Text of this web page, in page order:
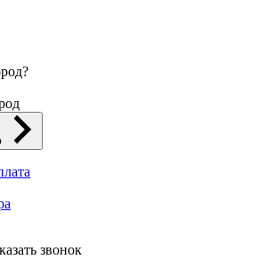
звонок